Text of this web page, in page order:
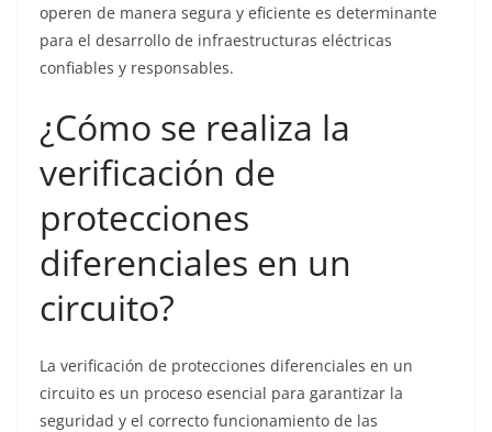
operen de manera segura y eficiente es determinante
para el desarrollo de infraestructuras eléctricas
confiables y responsables.
¿Cómo se realiza la
verificación de
protecciones
diferenciales en un
circuito?
La verificación de protecciones diferenciales en un
circuito es un proceso esencial para garantizar la
seguridad y el correcto funcionamiento de las